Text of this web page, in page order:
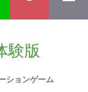
験版
ションゲーム